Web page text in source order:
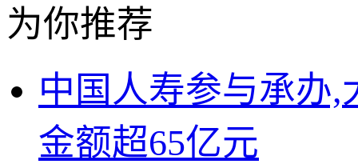
为你推荐
中国人寿参与承办
金额超65亿元